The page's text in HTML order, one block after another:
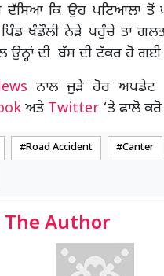
ਦੱਸਿਆ ਕਿ ਉਹ ਪਟਿਆਲਾ ਤੋਂ
ਖੰਡੌਲੀ ਨੇੜੇ ਪਹੁੰਚੇ ਤਾ
ਉਨ੍ਹਾਂ ਦੀ ਬੱਸ ਦੀ ਟੱਕਰ ਹੋ ਗਈ
ਨਾਲ ਜੁੜੇ ਹੋਰ ਅਪਡੇਟ
ਅਤੇ Twitter ‘ਤੇ ਫਾਲੋ
Road Accident Canter
Author